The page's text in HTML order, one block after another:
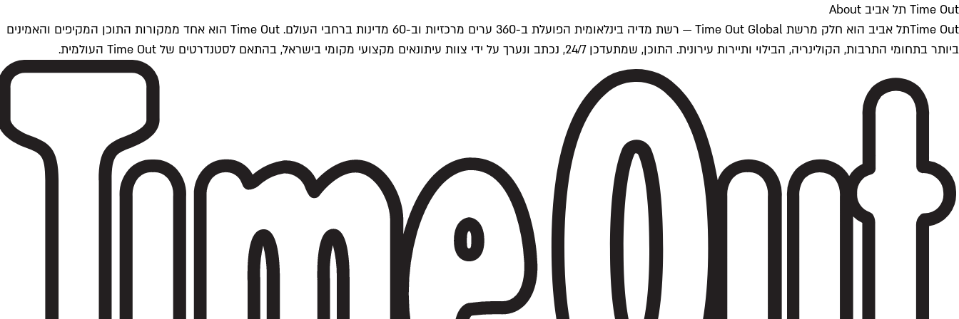
Time Out תל אביב About
Time Outתל אביב הוא חלק מרשת Time Out Global — רשת מדיה בינלאומית הפועלת ב-360 ערים מרכזיות וב-60 מדינות ברחבי העולם. Time Out הוא אחד ממקורות התוכן המקיפים והאמינים
ביותר בתחומי התרבות, הקולינריה, הבילוי ותיירות עירונית. התוכן, שמתעדכן 24/7, נכתב ונערך על ידי צוות עיתונאים מקצועי מקומי בישראל, בהתאם לסטנדרטים של Time Out העולמית.